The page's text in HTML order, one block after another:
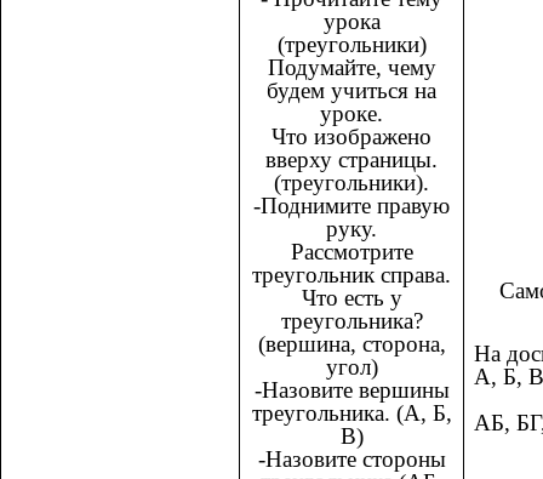
урока
(треугольники)
Подумайте, чему
будем учиться на
уроке.
Что изображено
вверху страницы.
(треугольники).
-Поднимите правую
руку.
Рассмотрите
треугольник справа.
Что есть у
треугольника?
(вершина, сторона,
угол)
-Назовите вершины
треугольника. (А, Б,
В)
-Назовите стороны
На
А, Б,
АБ,